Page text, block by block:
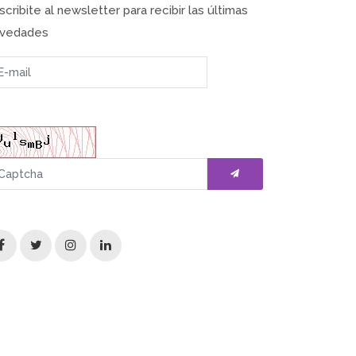
al newsletter para recibir las últimas